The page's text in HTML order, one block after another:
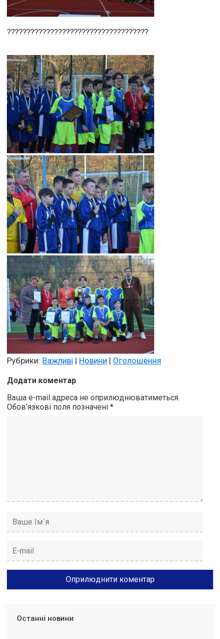
????????????????????????????????????
Рубрики: Важливі | Новини | Оголошення
Додати коментар
Ваша e-mail адреса не оприлюднюватиметься.
Обов’язкові поля позначені*
Останні новини